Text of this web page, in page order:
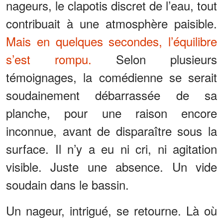
nageurs, le clapotis discret de l’eau, tout
contribuait à une atmosphère paisible.
Mais en quelques secondes, l’équilibre
s’est rompu. Selon plusieurs
témoignages, la comédienne se serait
soudainement débarrassée de sa
planche, pour une raison encore
inconnue, avant de disparaître sous la
surface. Il n’y a eu ni cri, ni agitation
visible. Juste une absence. Un vide
soudain dans le bassin.
Un nageur, intrigué, se retourne. Là où